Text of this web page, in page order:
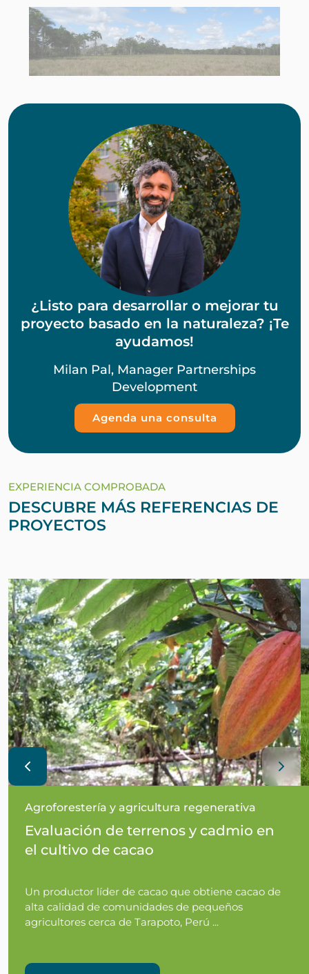
¿Listo para desarrollar o mejorar tu
proyecto basado en la naturaleza? ¡Te
ayudamos!
Milan Pal, Manager Partnerships
Development
Agenda una consulta
EXPERIENCIA COMPROBADA
DESCUBRE MÁS REFERENCIAS DE
PROYECTOS
Agroforestería y agricultura regenerativa
Evaluación de terrenos y cadmio en
el cultivo de cacao
Un productor líder de cacao que obtiene cacao de
alta calidad de comunidades de pequeños
agricultores cerca de Tarapoto, Perú ...